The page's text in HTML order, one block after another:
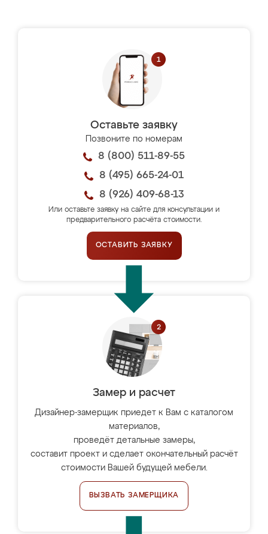
Оставьте заявку
Позвоните по номерам
8 (800) 511-89-55
8 (495) 665-24-01
8 (926) 409-68-13
Или оставьте заявку на сайте для консультации и
предварительного расчёта стоимости.
ОСТАВИТЬ ЗАЯВКУ
Замер и расчет
Дизайнер-замерщик приедет к Вам с каталогом
материалов,
проведёт детальные замеры,
составит проект и сделает окончательный расчёт
стоимости Вашей будущей мебели.
ВЫЗВАТЬ ЗАМЕРЩИКА